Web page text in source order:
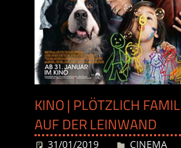
KINO | PLÖTZLICH
AUF DER LEINWAND
31/01/2019 Desiree
CINEMA